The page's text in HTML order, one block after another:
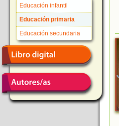
Educación infantil
Educación primaria
Educación secundaria